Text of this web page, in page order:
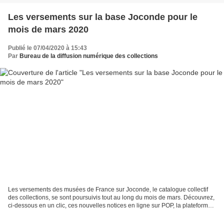
Les versements sur la base Joconde pour le
mois de mars 2020
Publié le 07/04/2020 à 15:43
Par Bureau de la diffusion numérique des collections
Les versements des musées de France sur Joconde, le catalogue collectif
des collections, se sont poursuivis tout au long du mois de mars. Découvrez,
ci-dessous en un clic, ces nouvelles notices en ligne sur POP, la plateforme